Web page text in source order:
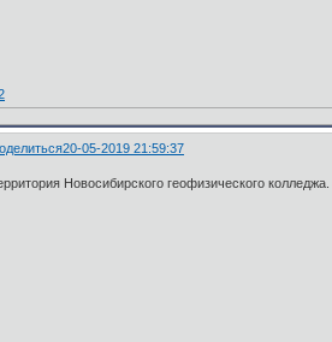
20-05-2019 21:59:37
Новосибирского геофизического